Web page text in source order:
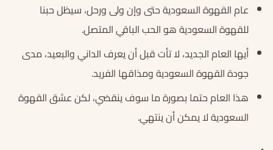
عام القهوة السعودية حتى وإن ولى ورحل، سيظل حبنا
للقهوة السعودية هو الحب الباقي المتصل.
أيها العام الجديد، لا تأت قبل أن يعرف الداني والبعيد، مدى
جودة القهوة السعودية ومذاقها الفريد.
هذا العام حتما بصورة ما سوف ينقضي، لكن عشق القهوة
السعودية لا يمكن أن ينتهي.